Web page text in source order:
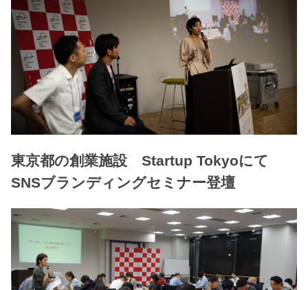
東京都の創業施設 Startup Tokyoにて
SNSブランディングセミナー登壇